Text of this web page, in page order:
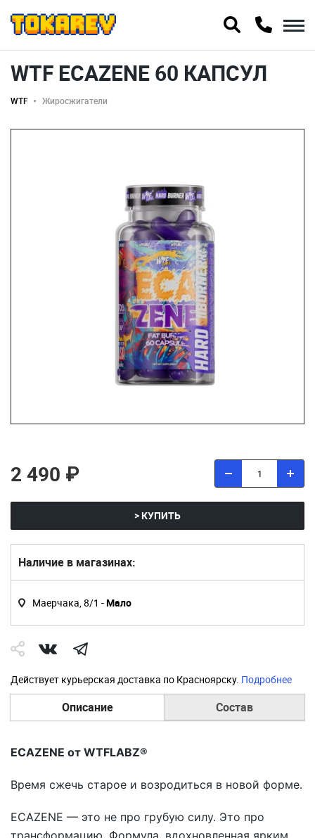
WTF ECAZENE 60 КАПСУЛ
WTF Жиросжигатели
2 490 ₽
> КУПИТЬ
Наличие в магазинах:
Маерчака, 8/1 -Мало
Действует курьерская доставка по Красноярску. Подробнее
Описание Состав
ECAZENE от WTFLABZ®
Время сжечь старое и возродиться в новой форме.
ECAZENE — это не про грубую силу. Это про
трансформацию. Формула, вдохновленная ярким